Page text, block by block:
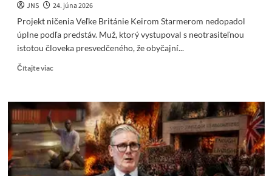
JNS
24. júna 2026
Projekt ničenia Veľke Británie Keirom Starmerom nedopadol
úplne podľa predstáv. Muž, ktorý vystupoval s neotrasiteľnou
istotou človeka presvedčeného, že obyčajní...
Čítajte viacRead
Projekt
ničenia
Británie
Starmerom
nedopadol
úplne
podľa